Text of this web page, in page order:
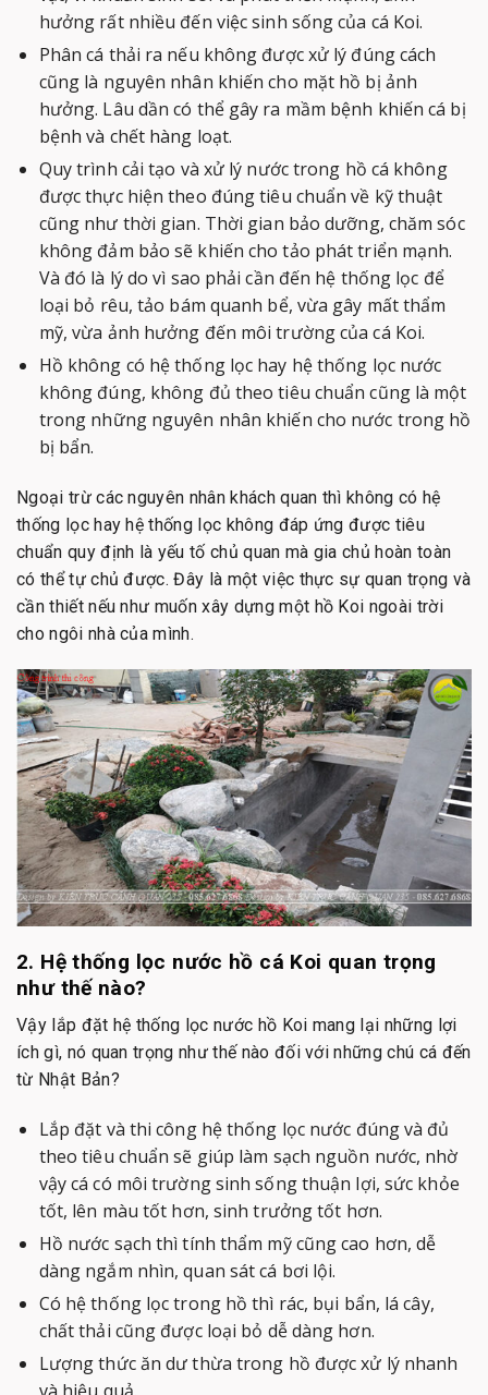
hưởng rất nhiều đến việc sinh sống của cá Koi.
Phân cá thải ra nếu không được xử lý đúng cách
cũng là nguyên nhân khiến cho mặt hồ bị ảnh
hưởng. Lâu dần có thể gây ra mầm bệnh khiến cá bị
bệnh và chết hàng loạt.
Quy trình cải tạo và xử lý nước trong hồ cá không
được thực hiện theo đúng tiêu chuẩn về kỹ thuật
cũng như thời gian. Thời gian bảo dưỡng, chăm sóc
không đảm bảo sẽ khiến cho tảo phát triển mạnh.
Và đó là lý do vì sao phải cần đến hệ thống lọc để
loại bỏ rêu, tảo bám quanh bể, vừa gây mất thẩm
mỹ, vừa ảnh hưởng đến môi trường của cá Koi.
Hồ không có hệ thống lọc hay hệ thống lọc nước
không đúng, không đủ theo tiêu chuẩn cũng là một
trong những nguyên nhân khiến cho nước trong hồ
bị bẩn.
Ngoại trừ các nguyên nhân khách quan thì không có hệ
thống lọc hay hệ thống lọc không đáp ứng được tiêu
chuẩn quy định là yếu tố chủ quan mà gia chủ hoàn toàn
có thể tự chủ được. Đây là một việc thực sự quan trọng và
cần thiết nếu như muốn xây dựng một hồ Koi ngoài trời
cho ngôi nhà của mình.
2. Hệ thống lọc nước hồ cá Koi quan trọng
như thế nào?
Vậy lắp đặt hệ thống lọc nước hồ Koi mang lại những lợi
ích gì, nó quan trọng như thế nào đối với những chú cá đến
từ Nhật Bản?
Lắp đặt và thi công hệ thống lọc nước đúng và đủ
theo tiêu chuẩn sẽ giúp làm sạch nguồn nước, nhờ
vậy cá có môi trường sinh sống thuận lợi, sức khỏe
tốt, lên màu tốt hơn, sinh trưởng tốt hơn.
Hồ nước sạch thì tính thẩm mỹ cũng cao hơn, dễ
dàng ngắm nhìn, quan sát cá bơi lội.
Có hệ thống lọc trong hồ thì rác, bụi bẩn, lá cây,
chất thải cũng được loại bỏ dễ dàng hơn.
Lượng thức ăn dư thừa trong hồ được xử lý nhanh